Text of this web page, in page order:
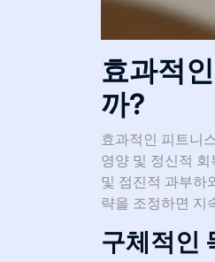
효과적
까?
효과적인 피트니
영양 및 정신적
및 점진적 과부하
략을 조정하면 지
구체적인